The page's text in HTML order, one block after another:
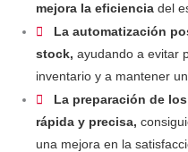
mejora la eficiencia del
La automatización
stock, ayudando a evitar
inventario y a mantener
La preparación de
rápida y precisa,
una mejora en la